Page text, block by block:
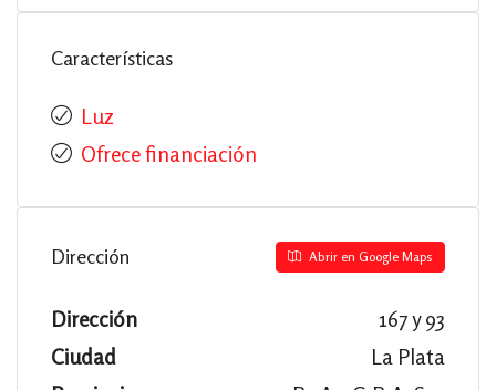
Características
Luz
Ofrece financiación
Dirección Abrir en Google Maps
Dirección
167 y 93
Ciudad
La Plata